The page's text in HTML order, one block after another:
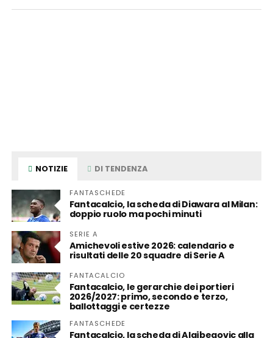
NOTIZIE DI TENDENZA
FANTASCHEDE
Fantacalcio, la scheda di Diawara al Milan:
doppio ruolo ma pochi minuti
SERIE A
Amichevoli estive 2026: calendario e
risultati delle 20 squadre di Serie A
FANTACALCIO
Fantacalcio, le gerarchie dei portieri
2026/2027: primo, secondo e terzo,
ballottaggi e certezze
FANTASCHEDE
Fantacalcio, la scheda di Alajbegovic alla